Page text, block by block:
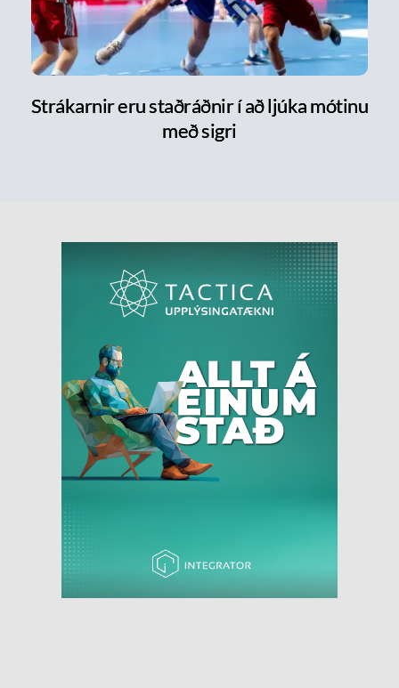
Strákarnir eru staðráðnir í að ljúka mótinu
með sigri